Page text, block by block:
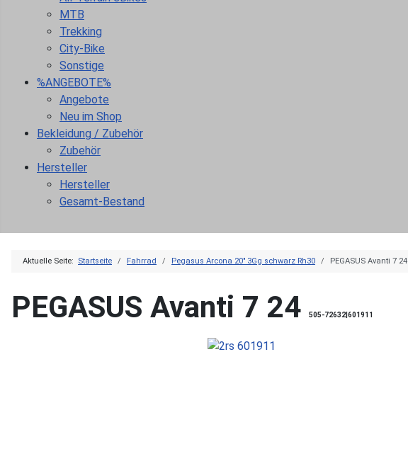
MTB
Trekking
City-Bike
Sonstige
%ANGEBOTE%
Angebote
Neu im Shop
Bekleidung / Zubehör
Zubehör
Hersteller
Hersteller
Gesamt-Bestand
Aktuelle Seite: Startseite Fahrrad Pegasus Arcona 20" 3Gg schwarz Rh30 PEGASUS Avanti 7 24
PEGASUS Avanti 7 24 505-72632|601911